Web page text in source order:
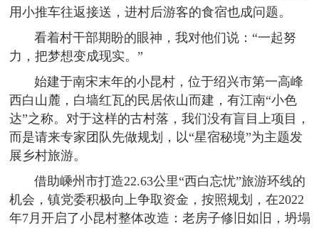
用小推车往返接送，进村后游客的食宿也成问题。
看着村干部期盼的眼神，我对他们说：“一起努
力，把梦想变成现实。”
始建于南宋末年的小昆村，位于绍兴市第一高峰
西白山麓，白墙红瓦的民居依山而建，有江南“小色
达”之称。对于这样的古村落，我们没有盲目上项目，
而是请来专家团队先做规划，以“星宿秘境”为主题发
展乡村旅游。
借助嵊州市打造22.63公里“西白忘忧”旅游环线的
机会，镇党委积极向上争取资金，按照规划，在2022
年7月开启了小昆村整体改造：老房子修旧如旧，坍塌